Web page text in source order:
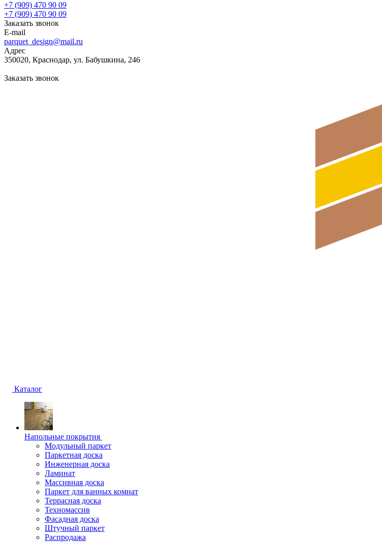
+7 (909) 470 90 09
+7 (909) 470 90 09
Заказать звонок
E-mail
parquet_design@mail.ru
Адрес
350020, Краснодар, ул. Бабушкина, 246
Заказать звонок
Каталог
Напольные покрытия
Модульный паркет
Паркетная доска
Инженерная доска
Ламинат
Массивная доска
Паркет для ванных комнат
Террасная доска
Техномассив
Фасадная доска
Штучный паркет
Распродажа